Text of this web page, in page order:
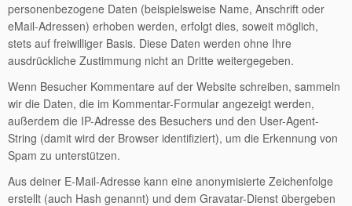
personenbezogene Daten (beispielsweise Name, Anschrift oder
eMail-Adressen) erhoben werden, erfolgt dies, soweit möglich,
stets auf freiwilliger Basis. Diese Daten werden ohne Ihre
ausdrückliche Zustimmung nicht an Dritte weitergegeben.
Wenn Besucher Kommentare auf der Website schreiben, sammeln
wir die Daten, die im Kommentar-Formular angezeigt werden,
außerdem die IP-Adresse des Besuchers und den User-Agent-
String (damit wird der Browser identifiziert), um die Erkennung von
Spam zu unterstützen.
Aus deiner E-Mail-Adresse kann eine anonymisierte Zeichenfolge
erstellt (auch Hash genannt) und dem Gravatar-Dienst übergeben